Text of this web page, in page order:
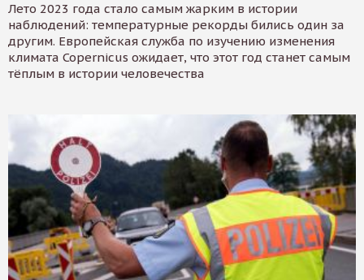
Лето 2023 года стало самым жарким в истории
наблюдений: температурные рекорды бились один за
другим. Европейская служба по изучению изменения
климата Copernicus ожидает, что этот год станет самым
тёплым в истории человечества